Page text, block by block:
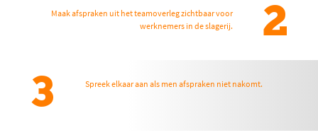
2
Maak afspraken uit het teamoverleg zichtbaar voor
werknemers in de slagerij.
3 Spreek elkaar aan als men afspraken niet nakomt.